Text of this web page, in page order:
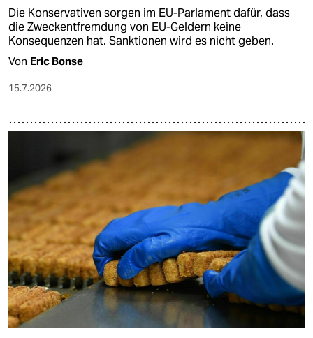
Die Konservativen sorgen im EU-Parlament dafür, dass
die Zweckentfremdung von EU-Geldern keine
Konsequenzen hat. Sanktionen wird es nicht geben.
Von Eric Bonse
15.7.2026